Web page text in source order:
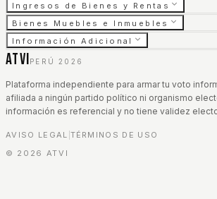
Ingresos de Bienes y Rentas
Bienes Muebles e Inmuebles
Información Adicional
ATVI PERÚ 2026
Plataforma independiente para armar tu voto
afiliada a ningún partido político ni organismo
información es referencial y no tiene validez
AVISO LEGAL TÉRMINOS DE USO
© 2026 ATVI